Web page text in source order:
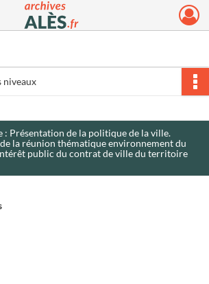
municipales d'Alès
niveaux
: Présentation de la politique de la ville.
la réunion thématique environnement du
public du contrat de ville du territoire